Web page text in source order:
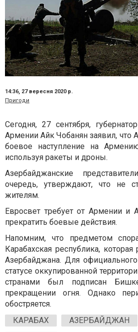
14:36, 27 вересня 2020 р.
Пригоди
Сегодня, 27 сентября,
Армении Айк Чобанян заявил, что
боевое наступление на
используя ракеты и дроны.
Азербайджанские
очередь, утверждают, что не
жителям.
Евросвет требует от Армении и
прекратить боевые действия.
Напомним, что предметом
Карабахская республика,
Азербайджана. Для
статусе оккупированной
странами был подписан
прекращении огня. Однако
обостряется.
КАРАБАХ
АЗЕРБАЙДЖАН